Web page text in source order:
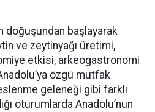
doğuşundan başlayarak
ve zeytinyağı üretimi,
etkisi, arkeogastronomi
özgü mutfak
geleneği gibi farklı
oturumlarda Anadolu’nun